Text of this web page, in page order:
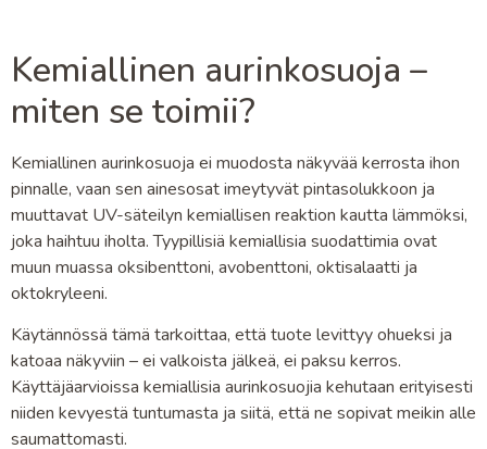
Kemiallinen aurinkosuoja –
miten se toimii?
Kemiallinen aurinkosuoja ei muodosta näkyvää kerrosta ihon
pinnalle, vaan sen ainesosat imeytyvät pintasolukkoon ja
muuttavat UV-säteilyn kemiallisen reaktion kautta lämmöksi,
joka haihtuu iholta. Tyypillisiä kemiallisia suodattimia ovat
muun muassa oksibenttoni, avobenttoni, oktisalaatti ja
oktokryleeni.
Käytännössä tämä tarkoittaa, että tuote levittyy ohueksi ja
katoaa näkyviin – ei valkoista jälkeä, ei paksu kerros.
Käyttäjäarvioissa kemiallisia aurinkosuojia kehutaan erityisesti
niiden kevyestä tuntumasta ja siitä, että ne sopivat meikin alle
saumattomasti.